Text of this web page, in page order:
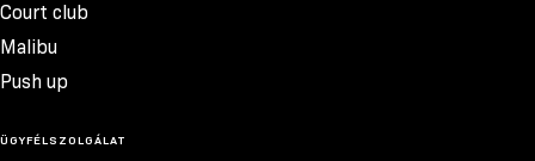
Court club
Malibu
Push up
ÜGYFÉLSZOLGÁLAT